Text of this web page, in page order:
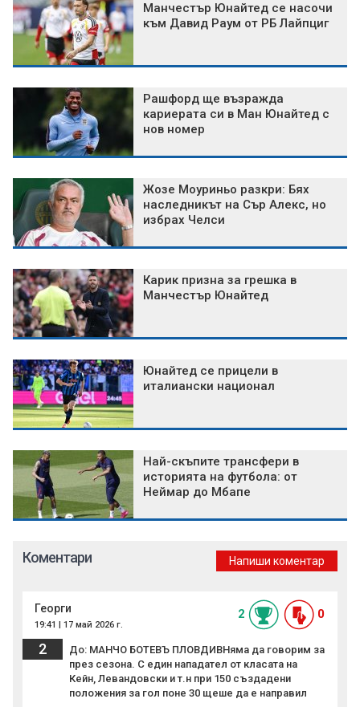
Манчестър Юнайтед се насочи
към Давид Раум от РБ Лайпциг
Рашфорд ще възражда
кариерата си в Ман Юнайтед с
нов номер
Жозе Моуриньо разкри: Бях
наследникът на Сър Алекс, но
избрах Челси
Карик призна за грешка в
Манчестър Юнайтед
Юнайтед се прицели в
италиански национал
Най-скъпите трансфери в
историята на футбола: от
Неймар до Мбапе
Коментари Напиши коментар
Георги
19:41 | 17 май 2026 г.
2 0
2
До: МАНЧО БОТЕВЪ ПЛОВДИВНяма да говорим за
през сезона. С един нападател от класата на
Кейн, Левандовски и т.н при 150 създадени
положения за гол поне 30 щеше да е направил